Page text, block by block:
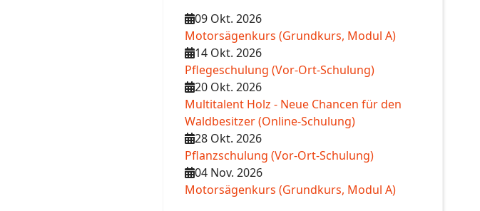
09 Okt. 2026
Motorsägenkurs (Grundkurs, Modul A)
14 Okt. 2026
Pflegeschulung (Vor-Ort-Schulung)
20 Okt. 2026
Multitalent Holz - Neue Chancen für den
Waldbesitzer (Online-Schulung)
28 Okt. 2026
Pflanzschulung (Vor-Ort-Schulung)
04 Nov. 2026
Motorsägenkurs (Grundkurs, Modul A)